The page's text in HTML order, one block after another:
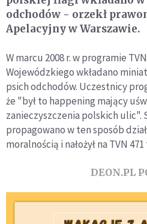
odchodów - orzekł
Apelacyjny w Warszawie.
W marcu 2008 r. w programie
Wojewódzkiego wkładano
psich odchodów. Uczestnicy
że "był to happening mający
zanieczyszczenia polskich ulic".
propagowano w ten sposób
moralnością i nałożył na TVN 471
DEON.PL